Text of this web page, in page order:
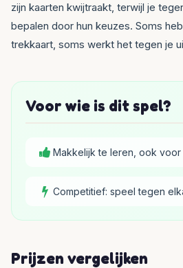
zijn kaarten kwijtraakt, terwijl je
bepalen door hun keuzes. Soms
trekkaart, soms werkt het tegen je
Voor wie is dit spel?
Makkelijk te leren, ook voor
Competitief: speel tegen
Prijzen vergelijken